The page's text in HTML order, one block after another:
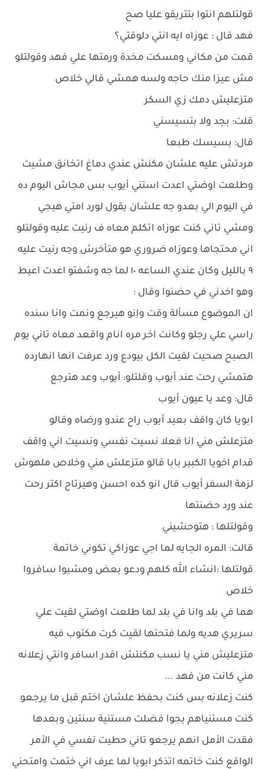
قولتلهم انتوا بتتريقو عليا صح
فهد قال : عوزاه ايه انتي دلوقتي؟
قمت من مكاني ومسكت مخدة ورمتها علي فهد وقولتلو
مش عيزا منك حاجه ولسه همشي قالي خلاص
متزعليش دمك زي السكر
قلت: بجد ولا بتسيسني
قال: بسيسك طبعا
مردتش عليه علشان مكنش عندي دماغ اتخانق مشيت
وطلعت اوضتي اعدت استني أيوب بس مجاش اليوم ده
في اليوم الي بعدو جه علشان يقول لورد امتي هيجي
ومشي تاني كنت عوزاه اتكلم معاه ف رنيت عليه وقولتلو
اني محتجاها وعوزاه ضروري هو متأخرش وجه رنيت عليه
٩ بالليل وكان عندي الساعه ١٠ لما جه وشفتو اعدت اعيط
وهو اخدني في حضنوا وقال :
ان الموضوع مسألة وقت وانو هيرجع ونمت وانا سنده
راسي علي رجلو وكانت اخر مره انام واقعد معاه تاني يوم
الصبح صحيت لقيت الكل بيودع ورد عرفت انها انهارده
هتمشي رحت عند أيوب وقلتلو: أيوب وعد هترجع
قال: وعد يا عيون أيوب
ابويا كان واقف بعيد أيوب راح عندو ورضاه وقالو
متزعلش مني انا فعلا نسيت نفسي ونسيت اني واقف
قدام اخويا الكبير بابا قالو متزعلش مني وخلاص ملهوش
لزمة السفر أيوب قال انو كده احسن وهيرتاح اكتر رحت
عند ورد حضنتها
وقولتلها : هتوحشيني
قالت: المره الجايه لما اجي عوزاكي تكوني خاتمة
قولتلها :انشاء الله كلهم ودعو بعض ومشيوا سافروا
خلاص
هما في بلد وانا في بلد لما طلعت اوضتي لقيت علي
سريري هديه ولما فتحتها لقيت كرت مكتوب فيه
متزعليش مني يا نسب مكنتش اقدر اسافر وانتي زعلانه
مني كانت من فهد ...
كنت زعلانه بس كنت بحفظ علشان اختم قبل ما يرجعو
كنت مستنياهم يجوا فضلت مستنية سنتين وبعدها
فقدت الأمل انهم يرجعو تاني حطيت نفسي في الأمر
الواقع كنت خاتمه اتذكر ابويا لما عرف اني ختمت وامتحني